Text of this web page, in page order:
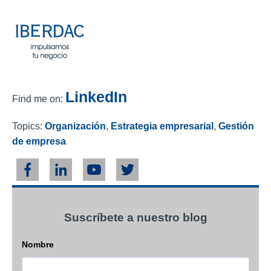
Find me on: LinkedIn
Topics: Organización, Estrategia empresarial , Gestión
de empresa
Suscríbete a nuestro blog
Nombre